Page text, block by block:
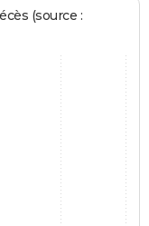
(source :